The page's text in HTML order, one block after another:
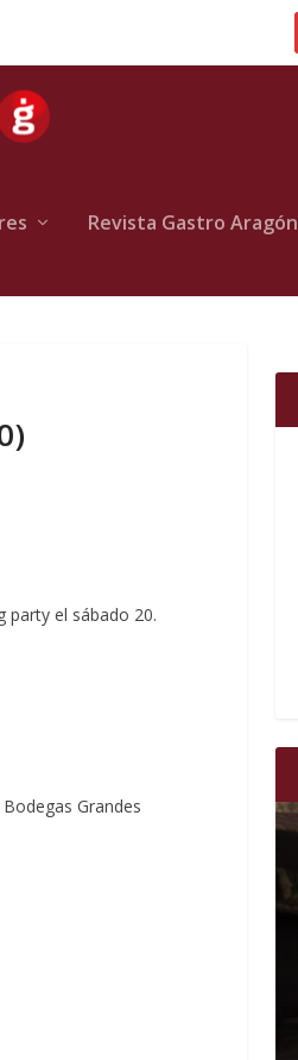
Revista Gastro Aragón
party el sábado 20.
Grandes